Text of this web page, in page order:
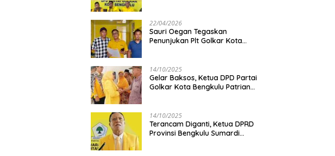
22/04/2026
Sauri Oegan Tegaskan
Penunjukan Plt Golkar Kota
14/10/2025
‎Gelar Baksos, Ketua DPD Partai
Golkar Kota Bengkulu Patriana
14/10/2025
Terancam Diganti, Ketua DPRD
Provinsi Bengkulu Sumardi